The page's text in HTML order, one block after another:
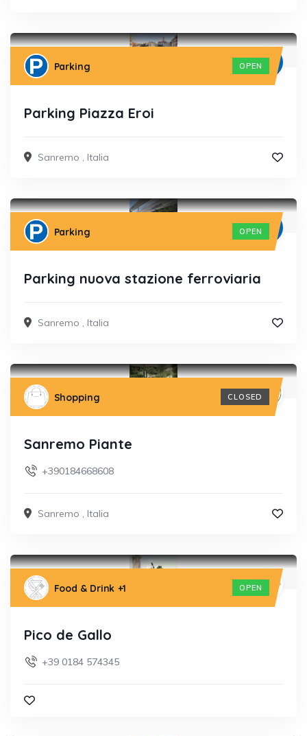
Parking OPEN
Parking Piazza Eroi
Sanremo , Italia
Parking OPEN
Parking nuova stazione ferroviaria
Sanremo , Italia
Shopping CLOSED
Sanremo Piante
+390184668608
Sanremo , Italia
Food & Drink +1 OPEN
Pico de Gallo
+39 0184 574345